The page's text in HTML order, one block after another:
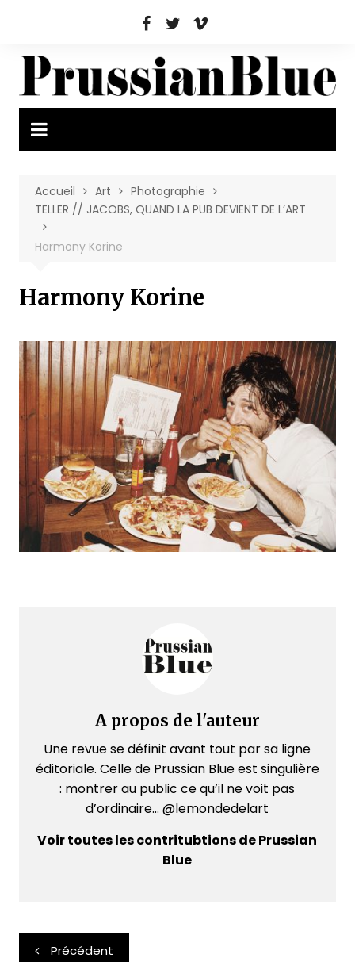
Accueil Art
Photographie
TELLER // JACOBS, QUAND LA PUB DEVIENT DE L’ART
Harmony Korine
Harmony Korine
A propos de l'auteur
Une revue se définit avant tout par sa ligne
éditoriale. Celle de Prussian Blue est singulière
: montrer au public ce qu’il ne voit pas
d’ordinaire... @lemondedelart
Voir toutes les contritubtions de Prussian
Blue
Navigation
Précédent